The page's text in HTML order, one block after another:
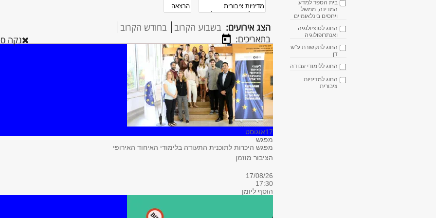
בית הספר למדע
המדינה, ממשל
ויחסים בינלאומיים
החוג לסוציולוגיה
ואנתרופולוגיה
החוג לתקשורת ע"ש
דן
החוג ללימודי עבודה
החוג למדיניות
ציבורית
הצג אירועים: בשבוע הקרוב
בחודש הקרוב
בתאריכים:
נקה
17אוגוסט
מפגש
מפגש היכרות לתוכנית התעודה בלימודי האיחוד האירופי
הציבור מוזמן
17/08/26
17:30
הוסף ליומן